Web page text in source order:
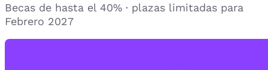
Becas de hasta el 40% · plazas limitadas para
Febrero 2027